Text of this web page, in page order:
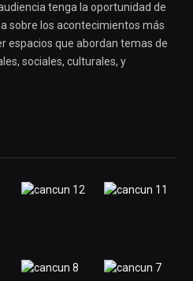
tenga la oportunidad de
sobre los acontecimientos más
espacios que abordan temas de
sociales, culturales, y